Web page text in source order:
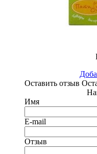
Оставить отзыв
Имя
E-mail
Отзыв